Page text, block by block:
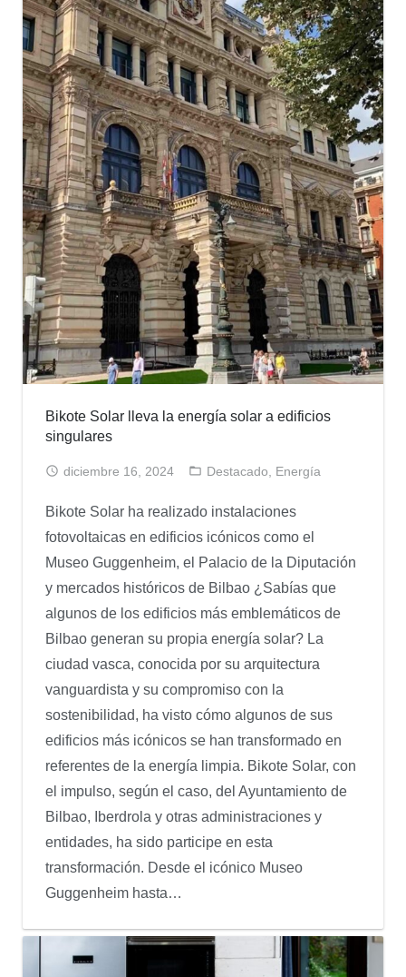
Bikote Solar lleva la energía solar a edificios
singulares
diciembre 16, 2024 Destacado Energía
Bikote Solar ha realizado instalaciones
fotovoltaicas en edificios icónicos como el
Museo Guggenheim, el Palacio de la Diputación
y mercados históricos de Bilbao ¿Sabías que
algunos de los edificios más emblemáticos de
Bilbao generan su propia energía solar? La
ciudad vasca, conocida por su arquitectura
vanguardista y su compromiso con la
sostenibilidad, ha visto cómo algunos de sus
edificios más icónicos se han transformado en
referentes de la energía limpia. Bikote Solar, con
el impulso, según el caso, del Ayuntamiento de
Bilbao, Iberdrola y otras administraciones y
entidades, ha sido participe en esta
transformación. Desde el icónico Museo
Guggenheim hasta…